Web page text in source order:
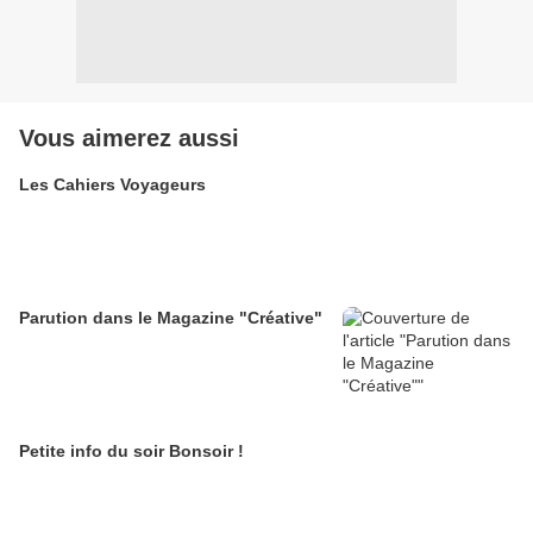
Vous aimerez aussi
Les Cahiers Voyageurs
Parution dans le Magazine "Créative"
Petite info du soir Bonsoir !